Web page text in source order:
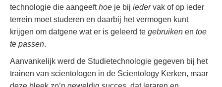
technologie die aangeefthoe je bij iedervak of op ieder
terrein moet studeren en daarbij het vermogen kunt
krijgen om datgene wat er is geleerd te gebruiken en toe
te passen.
Aanvankelijk werd de Studietechnologie gegeven bij het
trainen van scientologen in de Scientology Kerken, maar